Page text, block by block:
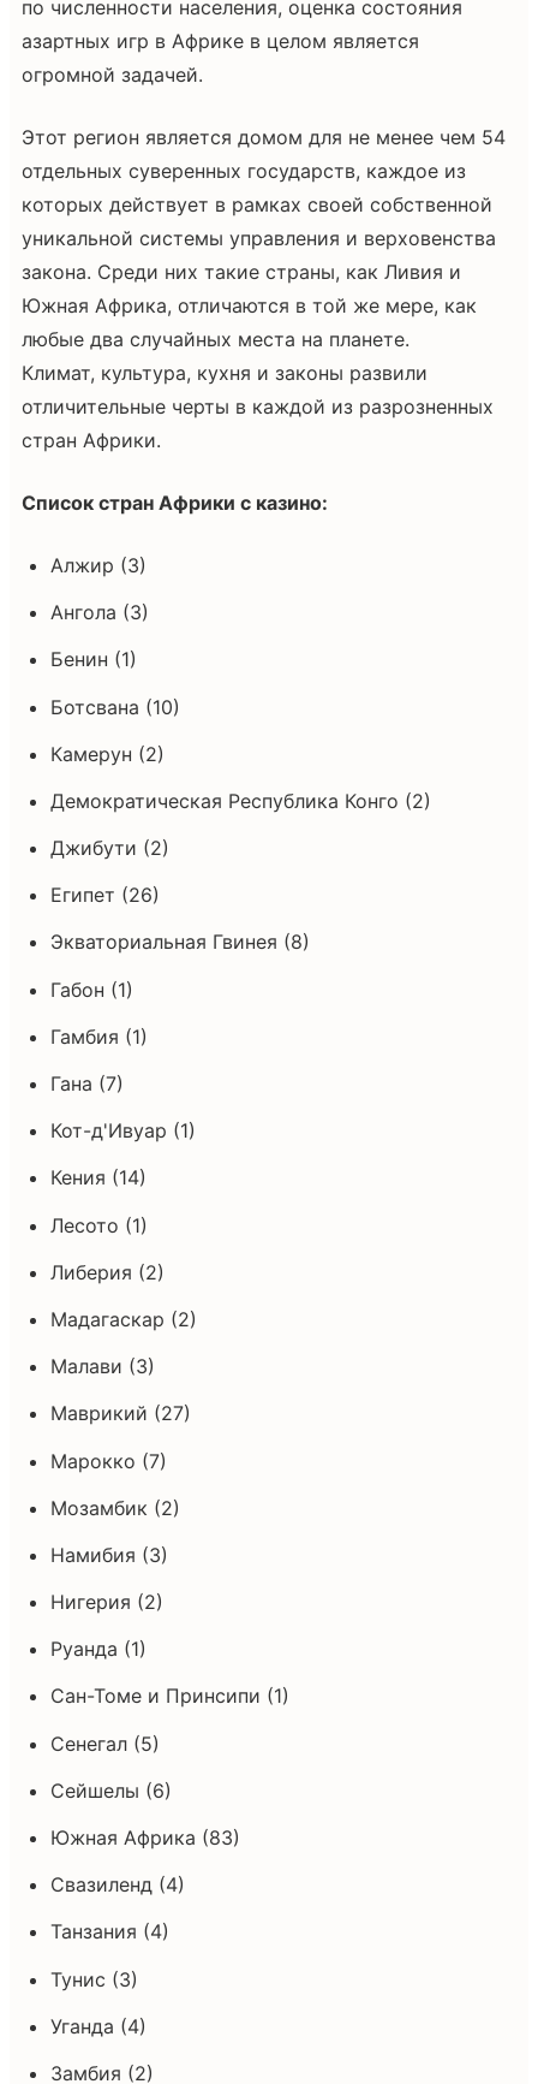
по численности населения, оценка состояния
азартных игр в Африке в целом является
огромной задачей.
Этот регион является домом для не менее чем 54
отдельных суверенных государств, каждое из
которых действует в рамках своей собственной
уникальной системы управления и верховенства
закона. Среди них такие страны, как Ливия и
Южная Африка, отличаются в той же мере, как
любые два случайных места на планете.
Климат, культура, кухня и законы развили
отличительные черты в каждой из разрозненных
стран Африки.
Список стран Африки с казино:
Алжир (3)
Ангола (3)
Бенин (1)
Ботсвана (10)
Камерун (2)
Демократическая Республика Конго (2)
Джибути (2)
Египет (26)
Экваториальная Гвинея (8)
Габон (1)
Гамбия (1)
Гана (7)
Кот-д'Ивуар (1)
Кения (14)
Лесото (1)
Либерия (2)
Мадагаскар (2)
Малави (3)
Маврикий (27)
Марокко (7)
Мозамбик (2)
Намибия (3)
Нигерия (2)
Руанда (1)
Сан-Томе и Принсипи (1)
Сенегал (5)
Сейшелы (6)
Южная Африка (83)
Свазиленд (4)
Танзания (4)
Тунис (3)
Уганда (4)
Замбия (2)